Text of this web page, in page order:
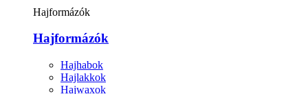
Hajformázók
Hajformázók
Hajhabok
Hajlakkok
Hajwaxok